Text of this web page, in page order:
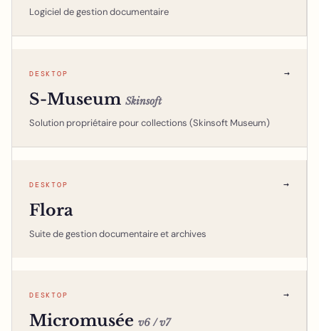
Logiciel de gestion documentaire
DESKTOP →
S-Museum Skinsoft
Solution propriétaire pour collections (Skinsoft Museum)
DESKTOP →
Flora
Suite de gestion documentaire et archives
DESKTOP →
Micromusée v6 / v7